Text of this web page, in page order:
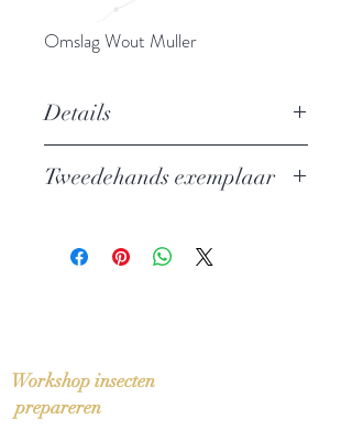
Omslag Wout Muller
Details
Auteur: Carel Peeters
Taal: Nederlands
Aantal pagina's: 35
Tweedehands exemplaar
Workshop insecten
prepareren